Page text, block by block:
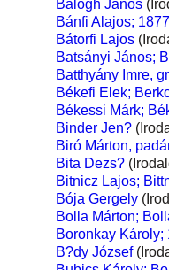
Balogh János
Bánfi Alajos;
Bátorfi Lajos
Batsányi János;
Batthyány Imre,
Békefi Elek;
Békessi Márk;
Binder Jen?
Biró Márton,
Bita Dezs?
Bitnicz Lajos;
Bója Gergely
Bolla Márton;
Boronkay Károly;
B?dy József